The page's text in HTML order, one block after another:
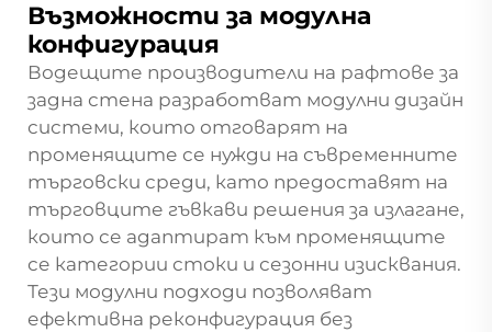
Възможности за модулна
конфигурация
Водещите производители на рафтове за
задна стена разработват модулни дизайн
системи, които отговарят на
променящите се нужди на съвременните
търговски среди, като предоставят на
търговците гъвкави решения за излагане,
които се адаптират към променящите
се категории стоки и сезонни изисквания.
Тези модулни подходи позволяват
ефективна реконфигурация без